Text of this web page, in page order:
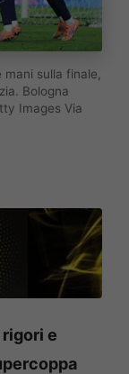
sulla finale,
Bologna
Images Via
e